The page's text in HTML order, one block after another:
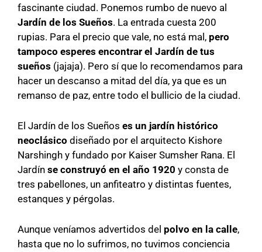
fascinante ciudad. Ponemos rumbo de nuevo al
Jardín de los Sueños. La entrada cuesta 200
rupias. Para el precio que vale, no está mal, pero
tampoco esperes encontrar el Jardín de tus
sueños (jajaja). Pero sí que lo recomendamos para
hacer un descanso a mitad del día, ya que es un
remanso de paz, entre todo el bullicio de la ciudad.
El Jardín de los Sueños es un jardín histórico
neoclásico diseñado por el arquitecto Kishore
Narshingh y fundado por Kaiser Sumsher Rana. El
Jardín se construyó en el año 1920 y consta de
tres pabellones, un anfiteatro y distintas fuentes,
estanques y pérgolas.
Aunque veníamos advertidos del polvo en la calle,
hasta que no lo sufrimos, no tuvimos conciencia